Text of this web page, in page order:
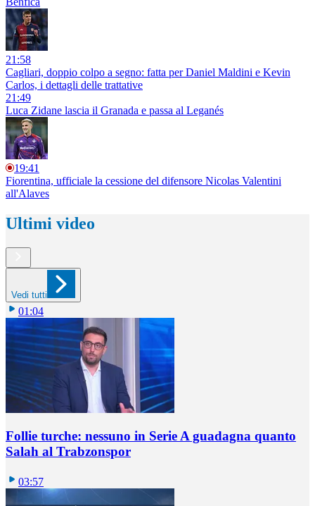
21:58
Cagliari, doppio colpo a segno: fatta per Daniel Maldini e Kevin
Carlos, i dettagli delle trattative
21:49
Luca Zidane lascia il Granada e passa al Leganés
19:41
Fiorentina, ufficiale la cessione del difensore Nicolas Valentini
all'Alaves
Ultimi video
Vedi tutti
01:04
Follie turche: nessuno in Serie A guadagna quanto
Salah al Trabzonspor
03:57